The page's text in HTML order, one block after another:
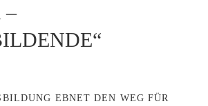
–
EBNET DEN WEG FÜR